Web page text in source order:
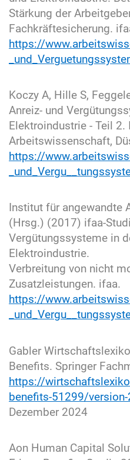
Stärkung der
Fachkräftesicherung.
https://
Koczy A, Hille S,
Anreiz- und
Elektroindustrie - Teil
Arbeitswissenschaft,
https://
Institut für angewandte
(Hrsg.) (2017) ifaa-
Vergütungssysteme in
Elektroindustrie.
Verbreitung von nicht
Zusatzleistungen. ifaa.
https://
Gabler
Benefits. Springer
https://
benefits-51299/
Dezember 2024
Aon Human Capital